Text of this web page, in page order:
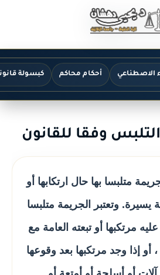
الاصطناعي أحكام محاكم كبسولة
وفقا للقانون
الجريمة متلبسا بها حال ارتكابها أو
يسيرة. وتعتبر الجريمة متلبسا
عليه مرتكبها أو تبعته العامة مع
أو إذا وجد مرتكبها بعد وقوعها